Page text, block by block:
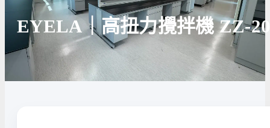
樣品濃縮/乾燥前處理設備
微量分注吸管pipette
實驗室攪拌器 | 振盪機
實驗室冰箱 / 冷凍櫃
高溫爐
生物安全
高壓滅菌
實驗室紫
EYELA｜高扭力攪拌機 ZZ-